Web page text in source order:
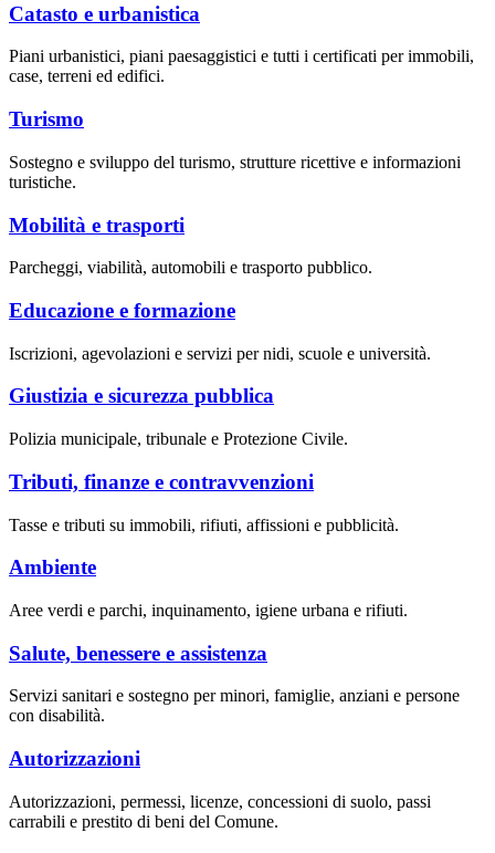
Catasto e urbanistica
Piani urbanistici, piani paesaggistici e tutti i certificati per immobili,
case, terreni ed edifici.
Turismo
Sostegno e sviluppo del turismo, strutture ricettive e informazioni
turistiche.
Mobilità e trasporti
Parcheggi, viabilità, automobili e trasporto pubblico.
Educazione e formazione
Iscrizioni, agevolazioni e servizi per nidi, scuole e università.
Giustizia e sicurezza pubblica
Polizia municipale, tribunale e Protezione Civile.
Tributi, finanze e contravvenzioni
Tasse e tributi su immobili, rifiuti, affissioni e pubblicità.
Ambiente
Aree verdi e parchi, inquinamento, igiene urbana e rifiuti.
Salute, benessere e assistenza
Servizi sanitari e sostegno per minori, famiglie, anziani e persone
con disabilità.
Autorizzazioni
Autorizzazioni, permessi, licenze, concessioni di suolo, passi
carrabili e prestito di beni del Comune.